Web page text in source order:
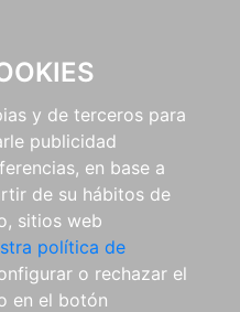
y de terceros para
publicidad
en base a
de su hábitos de
sitios web
política de
o rechazar el
en el botón